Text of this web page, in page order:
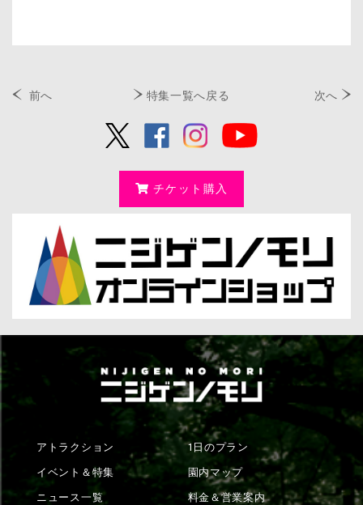
前へ 特集一覧へ戻る 次へ
チケット購入
アトラクション
イベント＆特集
ニュース一覧
1日のプラン
園内マップ
料金＆営業案内